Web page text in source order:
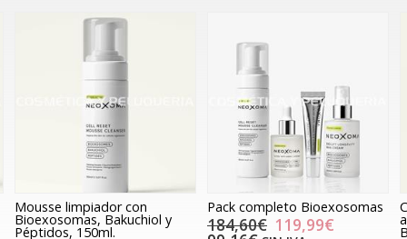
Mousse limpiador con
Bioexosomas, Bakuchiol y
Péptidos, 150ml.
Pack completo Bioexosomas
184,60€ 119,99€